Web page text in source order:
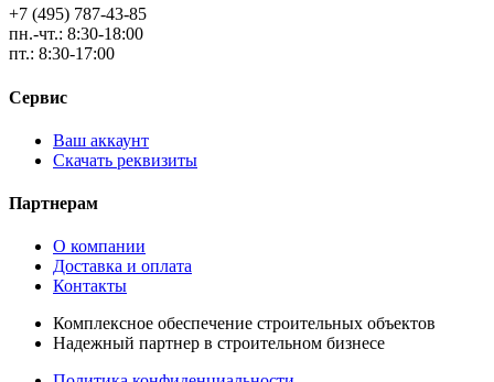
+7 (495) 787-43-85
пн.-чт.: 8:30-18:00
пт.: 8:30-17:00
Сервис
Ваш аккаунт
Скачать реквизиты
Партнерам
О компании
Доставка и оплата
Контакты
Комплексное обеспечение строительных объектов
Надежный партнер в строительном бизнесе